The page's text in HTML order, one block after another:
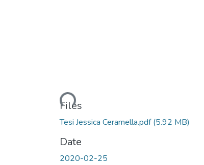
Loading...
Files
Tesi Jessica Ceramella.pdf(5.92 MB)
Date
2020-02-25